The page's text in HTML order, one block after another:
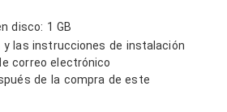
disco: 1 GB
y las instrucciones de instalación
correo electrónico
de la compra de este